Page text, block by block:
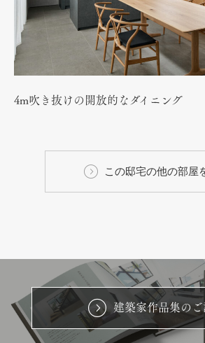
4m吹き抜けの開放的なダイニング
この邸宅の他の部屋
建築家作品集の